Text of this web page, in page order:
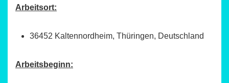
Arbeitsort:
36452 Kaltennordheim, Thüringen, Deutschland
Arbeitsbeginn: